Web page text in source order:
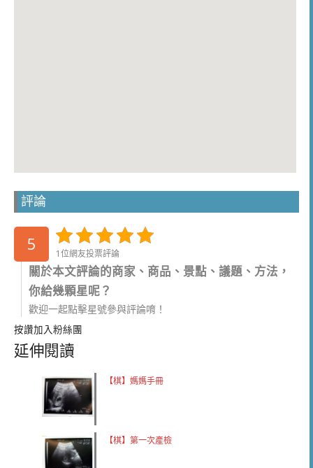
評論
5 1位網友投票評論
關於本文評論的商家、商品、景點、議題、方法，
你給幾顆星呢？
歡迎一起點擊星號參與評論唷！
按讚加入粉絲團
延伸閱讀
【棋】媽媽手冊
【棋】第一次產檢